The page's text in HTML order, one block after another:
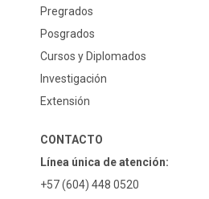
Pregrados
Posgrados
Cursos y Diplomados
Investigación
Extensión
CONTACTO
Línea única de atención:
+57 (604) 448 0520